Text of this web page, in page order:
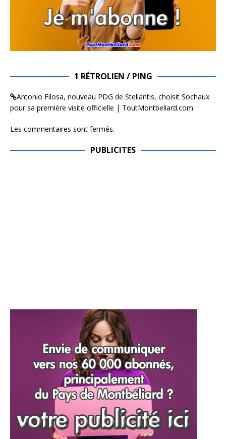
1 RÉTROLIEN / PING
Antonio Filosa, nouveau PDG de Stellantis, choisit Sochaux
pour sa première visite officielle | ToutMontbeliard.com
Les commentaires sont fermés.
PUBLICITES